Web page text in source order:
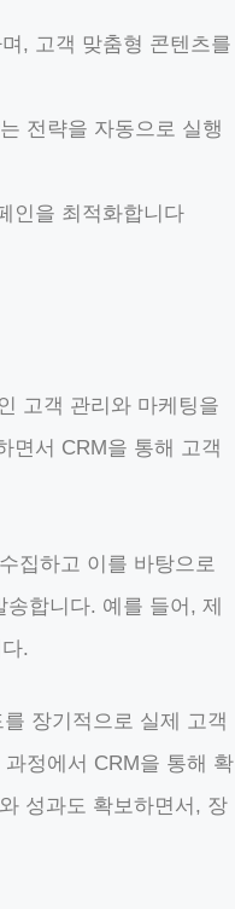
, 고객 맞춤형 콘텐츠를
전략을 자동으로 실행
인을 최적화합니다
고객 관리와 마케팅을
면서 CRM을 통해 고객
집하고 이를 바탕으로
합니다. 예를 들어, 제
.
장기적으로 실제 고객
정에서 CRM을 통해 확
성과도 확보하면서, 장